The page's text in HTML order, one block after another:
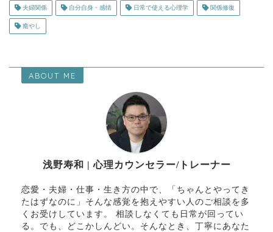
夫婦関係 自分自身・感情 日常で使える心理学 関係修復
癒やし
ABOUT ME
浅野寿和 | 心理カウンセラー/トレーナー
恋愛・夫婦・仕事・生き方の中で、「ちゃんとやってき
たはずなのに」そんな感覚を抱えやすい人のご相談を多
くお受けしています。 相談しなくても日常が回ってい
る。でも、どこかしんどい。そんなとき、丁寧にあなた